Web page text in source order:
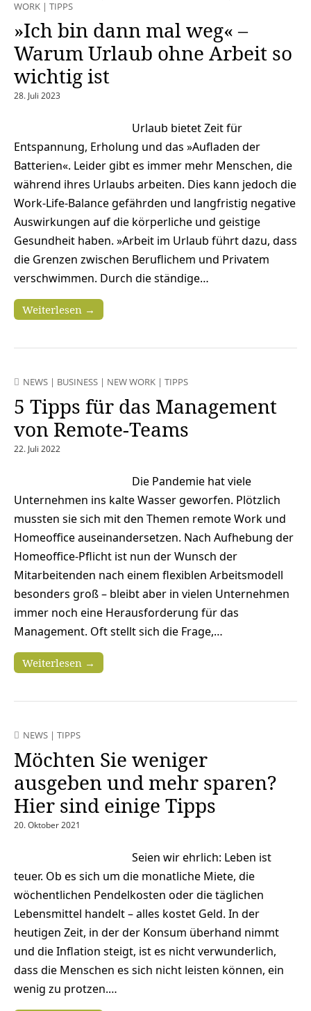
WORK | TIPPS
»Ich bin dann mal weg« –
Warum Urlaub ohne Arbeit so
wichtig ist
28. Juli 2023
Urlaub bietet Zeit für
Entspannung, Erholung und das »Aufladen der
Batterien«. Leider gibt es immer mehr Menschen, die
während ihres Urlaubs arbeiten. Dies kann jedoch die
Work-Life-Balance gefährden und langfristig negative
Auswirkungen auf die körperliche und geistige
Gesundheit haben. »Arbeit im Urlaub führt dazu, dass
die Grenzen zwischen Beruflichem und Privatem
verschwimmen. Durch die ständige…
Weiterlesen →
NEWS | BUSINESS | NEW WORK | TIPPS
5 Tipps für das Management
von Remote-Teams
22. Juli 2022
Die Pandemie hat viele
Unternehmen ins kalte Wasser geworfen. Plötzlich
mussten sie sich mit den Themen remote Work und
Homeoffice auseinandersetzen. Nach Aufhebung der
Homeoffice-Pflicht ist nun der Wunsch der
Mitarbeitenden nach einem flexiblen Arbeitsmodell
besonders groß – bleibt aber in vielen Unternehmen
immer noch eine Herausforderung für das
Management. Oft stellt sich die Frage,…
Weiterlesen →
NEWS | TIPPS
Möchten Sie weniger
ausgeben und mehr sparen?
Hier sind einige Tipps
20. Oktober 2021
Seien wir ehrlich: Leben ist
teuer. Ob es sich um die monatliche Miete, die
wöchentlichen Pendelkosten oder die täglichen
Lebensmittel handelt – alles kostet Geld. In der
heutigen Zeit, in der der Konsum überhand nimmt
und die Inflation steigt, ist es nicht verwunderlich,
dass die Menschen es sich nicht leisten können, ein
wenig zu protzen.…